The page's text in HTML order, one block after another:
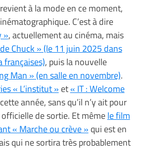
à la mode en ce moment,
C’est à dire
», actuellement au cinéma, mais
Chuck » (le 11 juin 2025 dans
françaises), puis la nouvelle
Man » (en salle en novembre).
« L’institut » et« IT : Welcome
année, sans qu’il n’y ait pour
de sortie. Et mêmele film
« Marche ou crève » qui est en
qui ne sortira très probablement